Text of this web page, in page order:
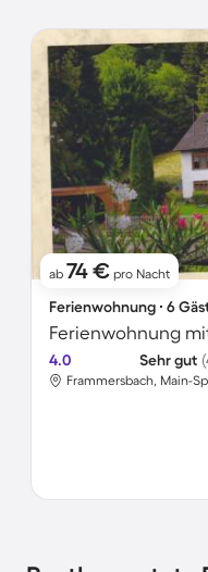
ab 74 € pro Nacht
Ferienwohnung ∙ 6
Ferienwohnung
4.0 Sehr gut
Frammersbach, Main-